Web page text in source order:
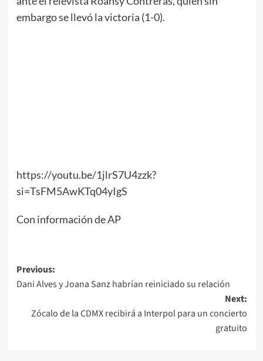
embargo se llevó la victoria (1-0).
https://youtu.be/1jlrS7U4zzk?
si=TsFM5AwKTq04yIgS
Con información de AP
Post
navigation
Previous:
Dani Alves y Joana Sanz habrían reiniciado su relación
Next:
Zócalo de la CDMX recibirá a Interpol para un concierto
gratuito